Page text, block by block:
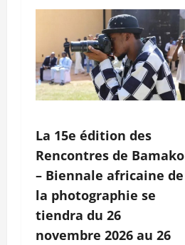
La 15e édition des
Rencontres de Bamako
– Biennale africaine de
la photographie se
tiendra du 26
novembre 2026 au 26